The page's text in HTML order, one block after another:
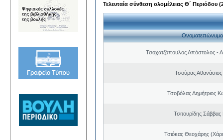
Τελευταία σύνθεση ολομέλειας Θ΄ Περιόδου
Ονοματεπώνυμο
Τσοχατζόπουλος Απόστολος -
Τσούρας
Τσοβόλας Δημήτριος
Τσιτουρίδης Σάββας
Τσιόκας Θεοχάρης